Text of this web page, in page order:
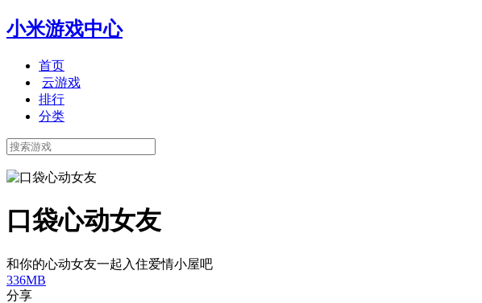
小米游戏中心
首页
云游戏
排行
分类
口袋心动女友
和你的心动女友一起入住爱情小屋吧
336MB
分享